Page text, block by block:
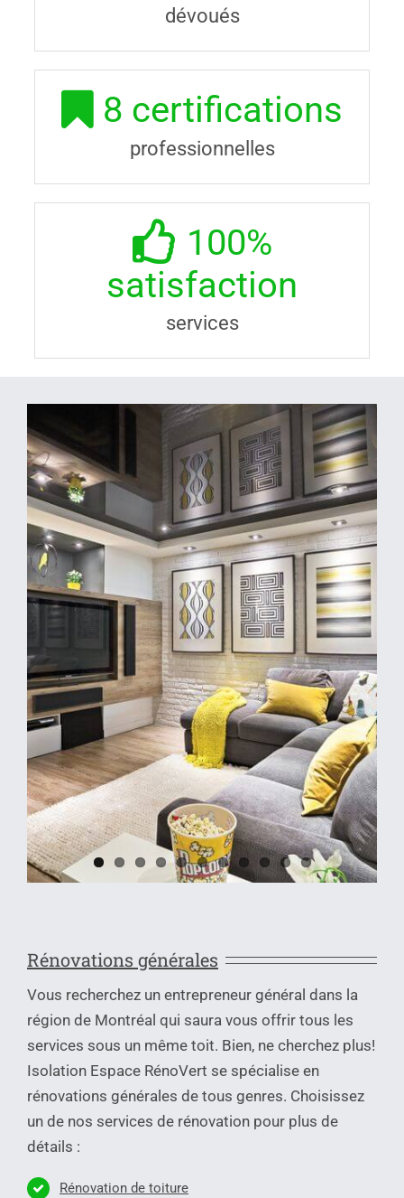
dévoués
8 certifications
professionnelles
100%
satisfaction
services
Rénovations générales
Vous recherchez un entrepreneur général dans la
région de Montréal qui saura vous offrir tous les
services sous un même toit. Bien, ne cherchez plus!
Isolation Espace RénoVert se spécialise en
rénovations générales de tous genres. Choisissez
un de nos services de rénovation pour plus de
détails :
Rénovation de toiture